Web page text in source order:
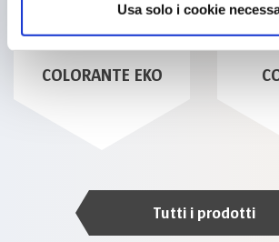
Usa solo i cookie
COLORANTE EKO
Tutti i prodotti